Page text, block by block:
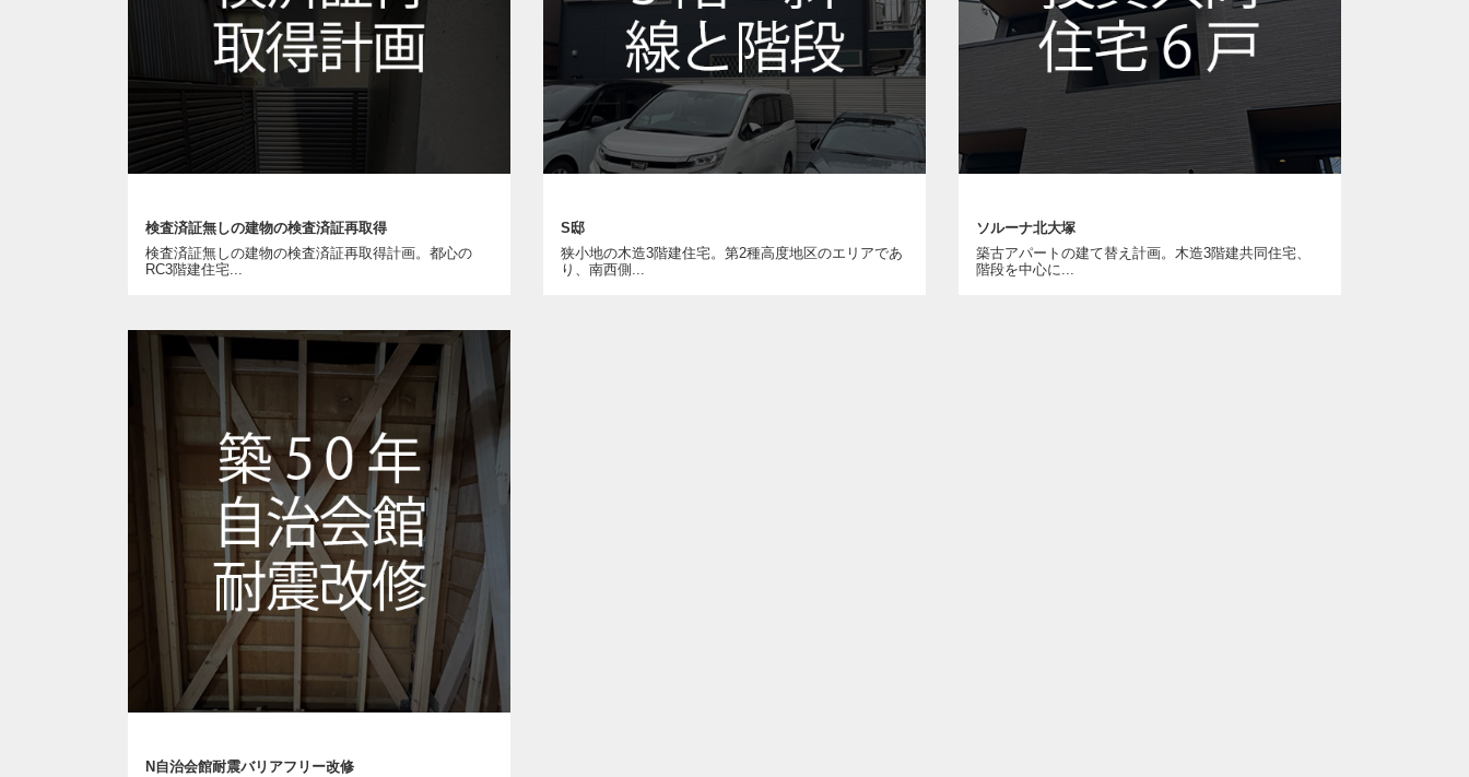
検査済証無しの建物の検査済証再取得
検査済証無しの建物の検査済証再取得計画。都心の
RC3階建住宅...
S邸
狭小地の木造3階建住宅。第2種高度地区のエリアであ
り、南西側...
ソルーナ北大塚
築古アパートの建て替え計画。木造3階建共同住宅、
階段を中心に...
N自治会館耐震バリアフリー改修